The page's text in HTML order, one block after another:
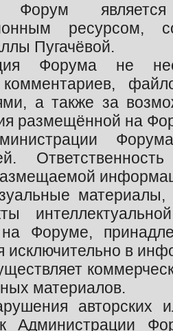
Форум является
ресурсом,
Пугачёвой.
Форума не
а также за
размещённой на
Форуме,
исключительно в
материалов.
авторских
Администрации